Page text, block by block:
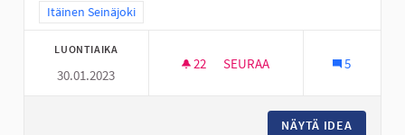
Rajaa tulokset teeman mukaan: Itäinen Seinäjoki
Itäinen Seinäjoki
LUONTIAIKA
30.01.2023
22 22 SEURAAJAA
SEURAA 5
NÄYTÄ IDEA